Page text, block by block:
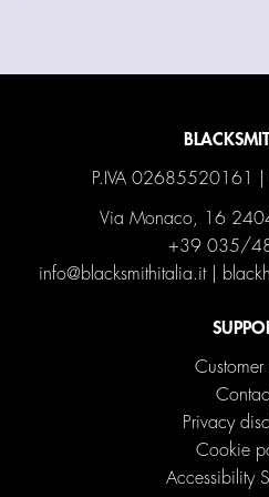
P.IVA 02685520161 |
Via Monaco, 16
+39 035/
info@blacksmithitalia.it|
Customer
Privacy
Cookie
Accessibility